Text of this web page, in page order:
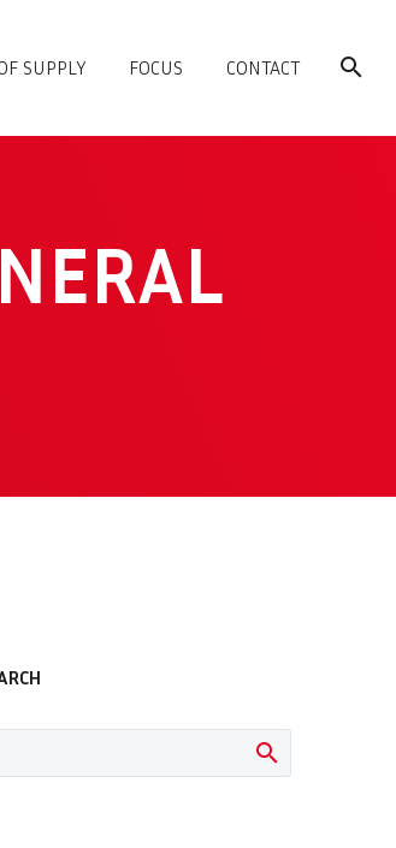
SUPPLY FOCUS CONTACT